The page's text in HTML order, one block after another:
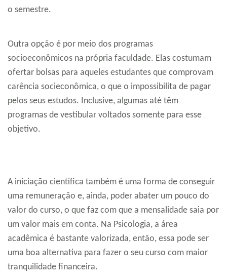
o semestre.
Outra opção é por meio dos programas
socioeconômicos na própria faculdade. Elas costumam
ofertar bolsas para aqueles estudantes que comprovam
carência socieconômica, o que o impossibilita de pagar
pelos seus estudos. Inclusive, algumas até têm
programas de vestibular voltados somente para esse
objetivo.
A iniciação científica também é uma forma de conseguir
uma remuneração e, ainda, poder abater um pouco do
valor do curso, o que faz com que a mensalidade saia por
um valor mais em conta. Na Psicologia, a área
acadêmica é bastante valorizada, então, essa pode ser
uma boa alternativa para fazer o seu curso com maior
tranquilidade financeira.